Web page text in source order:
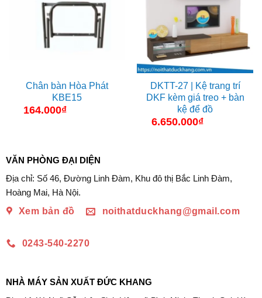
Chân bàn Hòa Phát
KBE15
164.000₫
DKTT-27 | Kệ trang trí
DKF kèm giá treo + bàn
kệ để đồ
6.650.000₫
VĂN PHÒNG ĐẠI DIỆN
Địa chỉ: Số 46, Đường Linh Đàm, Khu đô thị Bắc Linh Đàm,
Hoàng Mai, Hà Nội.
Xem bản đồ
noithatduckhang@gmail.com
0243-540-2270
NHÀ MÁY SẢN XUẤT ĐỨC KHANG